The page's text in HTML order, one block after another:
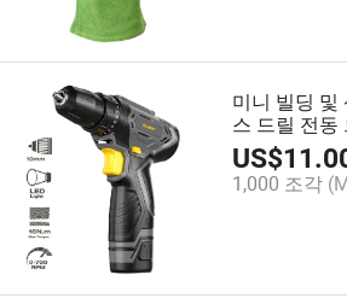
미니 빌딩 및
스 드릴 전동
US$
1,000 조각